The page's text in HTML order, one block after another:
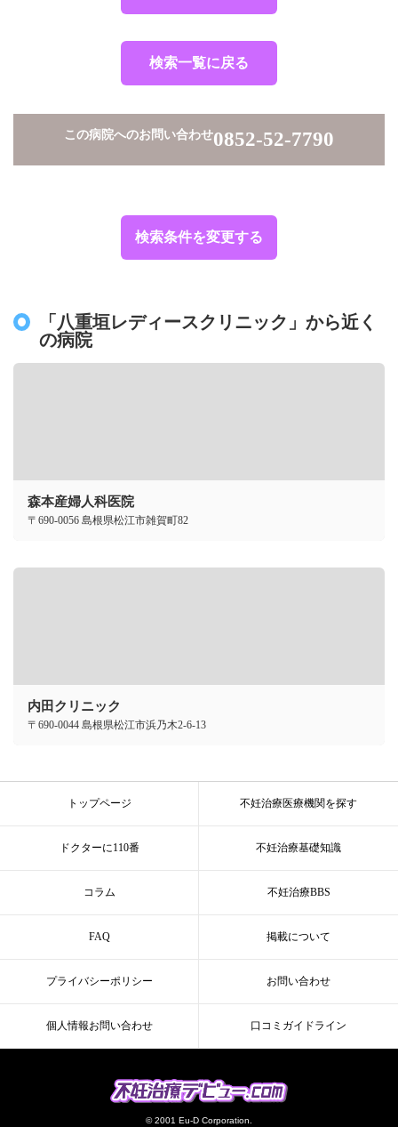
検索条件を変更する
検索一覧に戻る
この病院へのお問い合わせ0852-52-7790
「八重垣レディースクリニック」から近く
の病院
森本産婦人科医院
〒690-0056 島根県松江市雑賀町82
内田クリニック
〒690-0044 島根県松江市浜乃木2-6-13
トップページ 不妊治療医療機関を探す
ドクターに110番 不妊治療基礎知識
コラム 不妊治療BBS
FAQ 掲載について
プライバシーポリシー お問い合わせ
個人情報お問い合わせ 口コミガイドライン
© 2001 Eu-D Corporation.